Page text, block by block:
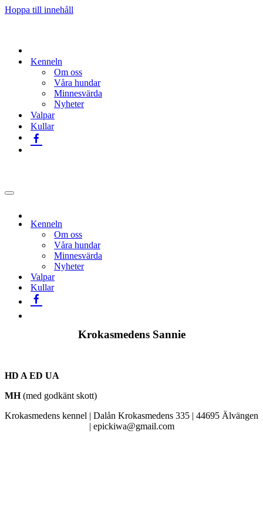
Hoppa till innehåll
Kenneln
Om oss
Våra hundar
Minnesvärda
Nyheter
Valpar
Kullar
Navigeringsmeny
Kenneln
Om oss
Våra hundar
Minnesvärda
Nyheter
Valpar
Kullar
Krokasmedens Sannie
HD A ED UA
MH(med godkänt skott)
Krokasmedens kennel | Dalån Krokasmedens 335 | 44695 Älvängen
| epickiwa@gmail.com